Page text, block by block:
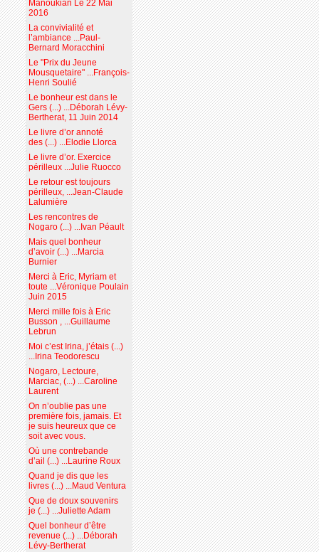
Manoukian Le 22 Mai
2016
La convivialité et
l’ambiance ...Paul-
Bernard Moracchini
Le "Prix du Jeune
Mousquetaire" ...François-
Henri Soulié
Le bonheur est dans le
Gers (...) ...Déborah Lévy-
Bertherat, 11 Juin 2014
Le livre d’or annoté
des (...) ...Elodie Llorca
Le livre d’or. Exercice
périlleux ...Julie Ruocco
Le retour est toujours
périlleux, ...Jean-Claude
Lalumière
Les rencontres de
Nogaro (...) ...Ivan Péault
Mais quel bonheur
d’avoir (...) ...Marcia
Burnier
Merci à Eric, Myriam et
toute ...Véronique Poulain
Juin 2015
Merci mille fois à Eric
Busson , ...Guillaume
Lebrun
Moi c’est Irina, j’étais (...)
...Irina Teodorescu
Nogaro, Lectoure,
Marciac, (...) ...Caroline
Laurent
On n’oublie pas une
première fois, jamais. Et
je suis heureux que ce
soit avec vous.
Où une contrebande
d’ail (...) ...Laurine Roux
Quand je dis que les
livres (...) ...Maud Ventura
Que de doux souvenirs
je (...) ...Juliette Adam
Quel bonheur d’être
revenue (...) ...Déborah
Lévy-Bertherat